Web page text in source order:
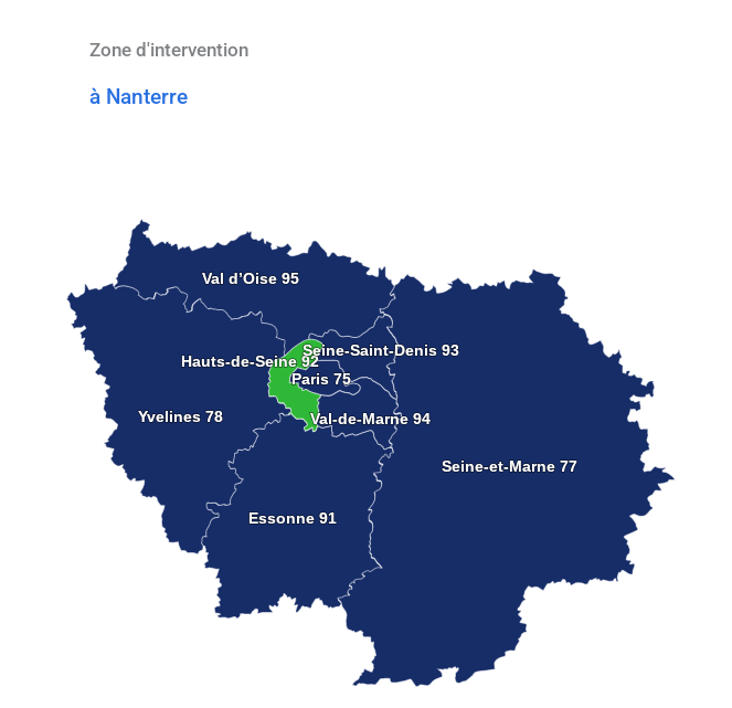
Zone d'intervention
à Nanterre
Essonne 91
Essonne 91
Hauts-de-Seine 92
Hauts-de-Seine 92
Paris 75
Paris 75
Seine-et-Marne 77
Seine-et-Marne 77
Seine-Saint-Denis 93
Seine-Saint-Denis 93
Val d’Oise 95
Val d’Oise 95
Val-de-Marne 94
Val-de-Marne 94
Yvelines 78
Yvelines 78